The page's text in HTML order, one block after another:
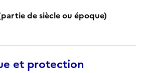
de siècle ou époque)
et protection